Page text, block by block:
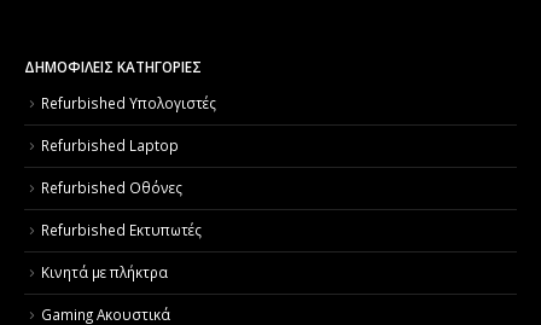
ΔΗΜΟΦΙΛΕΙΣ ΚΑΤΗΓΟΡΙΕΣ
Refurbished Υπολογιστές
Refurbished Laptop
Refurbished Οθόνες
Refurbished Εκτυπωτές
Κινητά με πλήκτρα
Gaming Ακουστικά